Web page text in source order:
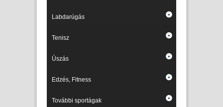
Labdarúgás
Tenisz
Úszás
Edzés, Fitness
További sportágak